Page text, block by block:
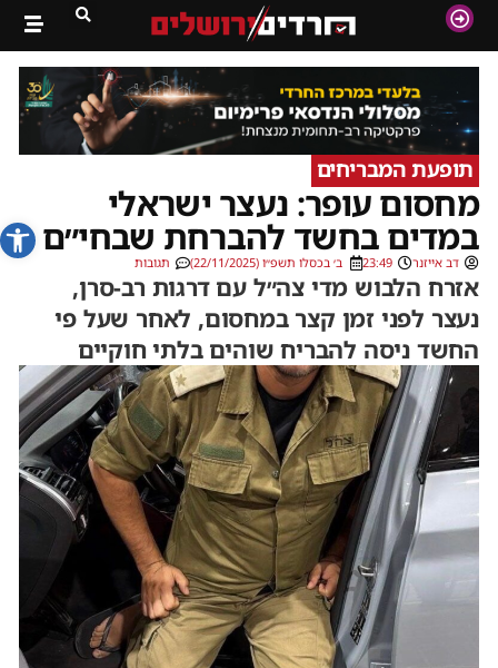
פתח
תופעת המבריחים
מחסום עופר: נעצר ישראלי
במדים בחשד להברחת שבחי״ם
דב אייזנר 23:49 ב׳ בכסלו תשפ״ו (22/11/2025) תגובות
אזרח הלבוש מדי צה״ל עם דרגות רב-סרן,
נעצר לפני זמן קצר במחסום, לאחר שעל פי
החשד ניסה להבריח שוהים בלתי חוקיים